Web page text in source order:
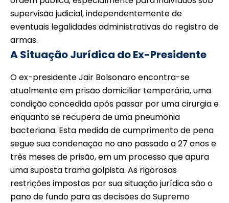
supervisão judicial, independentemente de
eventuais legalidades administrativas do registro de
armas.
A Situação Jurídica do Ex-Presidente
O ex-presidente Jair Bolsonaro encontra-se
atualmente em prisão domiciliar temporária, uma
condição concedida após passar por uma cirurgia e
enquanto se recupera de uma pneumonia
bacteriana. Esta medida de cumprimento de pena
segue sua condenação no ano passado a 27 anos e
três meses de prisão, em um processo que apura
uma suposta trama golpista. As rigorosas
restrições impostas por sua situação jurídica são o
pano de fundo para as decisões do Supremo